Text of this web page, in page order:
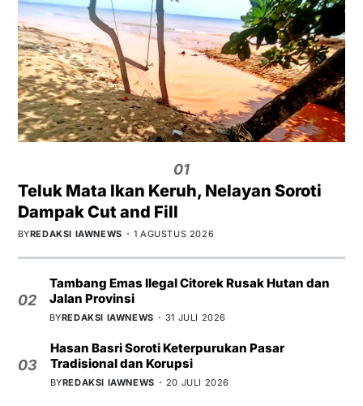
01
Teluk Mata Ikan Keruh, Nelayan Soroti
Dampak Cut and Fill
BYREDAKSI IAWNEWS 1 AGUSTUS 2026
02
Tambang Emas Ilegal Citorek Rusak Hutan dan
Jalan Provinsi
BYREDAKSI IAWNEWS 31 JULI 2026
03
Hasan Basri Soroti Keterpurukan Pasar
Tradisional dan Korupsi
BYREDAKSI IAWNEWS 20 JULI 2026